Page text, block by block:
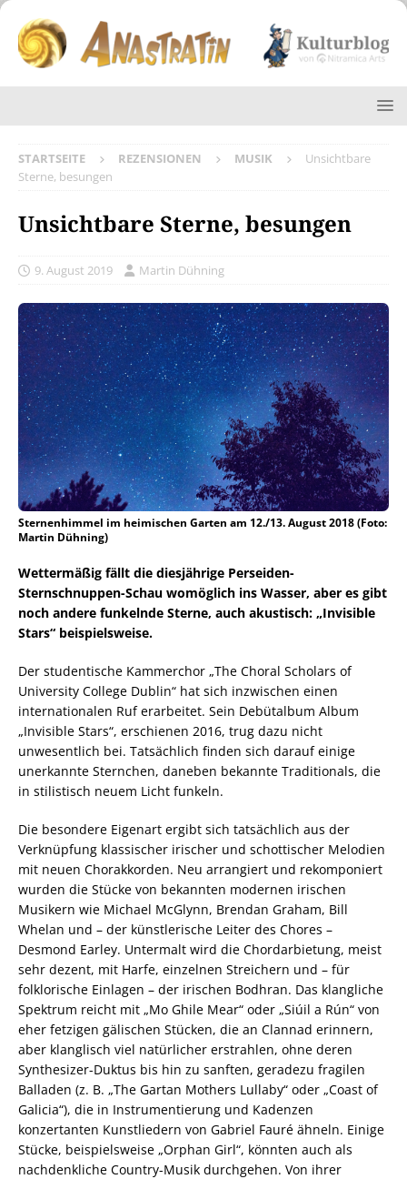
STARTSEITE REZENSIONEN MUSIK
Unsichtbare
Sterne, besungen
Unsichtbare Sterne, besungen
9. August 2019 Martin Dühning
Sternenhimmel im heimischen Garten am 12./13. August 2018 (Foto:
Martin Dühning)
Wettermäßig fällt die diesjährige Perseiden-
Sternschnuppen-Schau womöglich ins Wasser, aber es gibt
noch andere funkelnde Sterne, auch akustisch: „Invisible
Stars“ beispielsweise.
Der studentische Kammerchor „The Choral Scholars of
University College Dublin“ hat sich inzwischen einen
internationalen Ruf erarbeitet. Sein Debütalbum Album
„Invisible Stars“, erschienen 2016, trug dazu nicht
unwesentlich bei. Tatsächlich finden sich darauf einige
unerkannte Sternchen, daneben bekannte Traditionals, die
in stilistisch neuem Licht funkeln.
Die besondere Eigenart ergibt sich tatsächlich aus der
Verknüpfung klassischer irischer und schottischer Melodien
mit neuen Chorakkorden. Neu arrangiert und rekomponiert
wurden die Stücke von bekannten modernen irischen
Musikern wie Michael McGlynn, Brendan Graham, Bill
Whelan und – der künstlerische Leiter des Chores –
Desmond Earley. Untermalt wird die Chordarbietung, meist
sehr dezent, mit Harfe, einzelnen Streichern und – für
folklorische Einlagen – der irischen Bodhran. Das klangliche
Spektrum reicht mit „Mo Ghile Mear“ oder „Siúil a Rún“ von
eher fetzigen gälischen Stücken, die an Clannad erinnern,
aber klanglisch viel natürlicher erstrahlen, ohne deren
Synthesizer-Duktus bis hin zu sanften, geradezu fragilen
Balladen (z. B. „The Gartan Mothers Lullaby“ oder „Coast of
Galicia“), die in Instrumentierung und Kadenzen
konzertanten Kunstliedern von Gabriel Fauré ähneln. Einige
Stücke, beispielsweise „Orphan Girl“, könnten auch als
nachdenkliche Country-Musik durchgehen. Von ihrer